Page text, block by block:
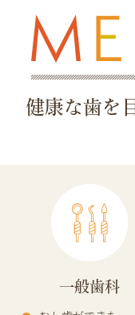
健康な歯を
一般歯科